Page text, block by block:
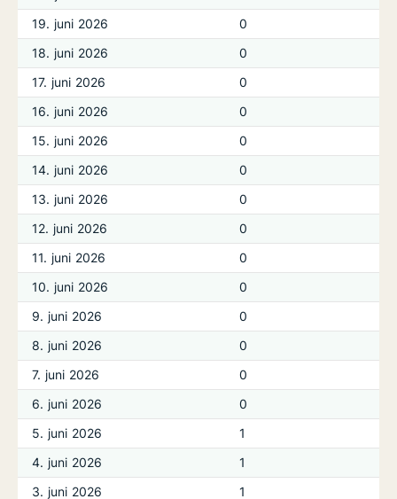
19. juni 2026
0
18. juni 2026
0
17. juni 2026
0
16. juni 2026
0
15. juni 2026
0
14. juni 2026
0
13. juni 2026
0
12. juni 2026
0
11. juni 2026
0
10. juni 2026
0
9. juni 2026
0
8. juni 2026
0
7. juni 2026
0
6. juni 2026
0
5. juni 2026
1
4. juni 2026
1
3. juni 2026
1